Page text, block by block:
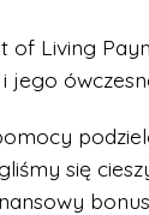
Living
się